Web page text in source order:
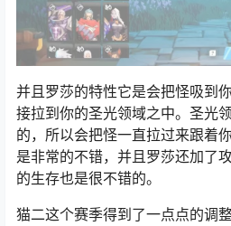
并且罗莎的特性它是会把怪吸到
接拉到你的圣光领域之中。圣光
的，所以会把怪一直拉过来跟着
是非常的不错，并且罗莎还加了
的生存也是很不错的。
猫二这个赛季得到了一点点的调